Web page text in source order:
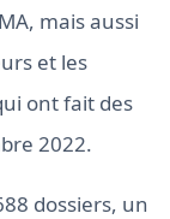
mais aussi
et les
ont fait des
2022.
dossiers, un